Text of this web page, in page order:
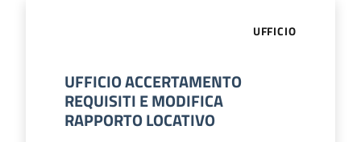
UFFICIO
UFFICIO ACCERTAMENTO
REQUISITI E MODIFICA
RAPPORTO LOCATIVO